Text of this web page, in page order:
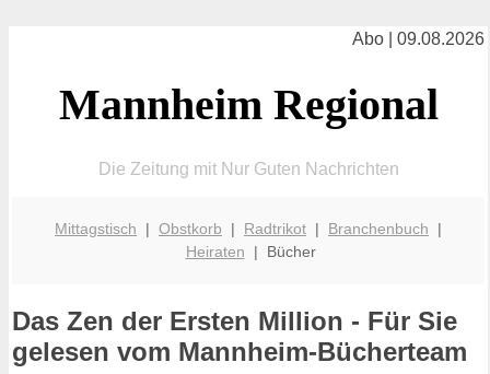
Abo | 09.08.2026
Mannheim Regional
Die Zeitung mit Nur Guten Nachrichten
Mittagstisch | Obstkorb | Radtrikot | Branchenbuch |
Heiraten | Bücher
Das Zen der Ersten Million - Für Sie
gelesen vom Mannheim-Bücherteam